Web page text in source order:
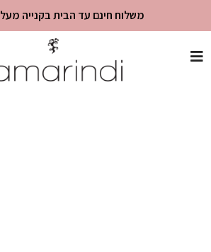
שִׂים
משלוח חינם עד הבית בקנייה מעל 500 ש״ח